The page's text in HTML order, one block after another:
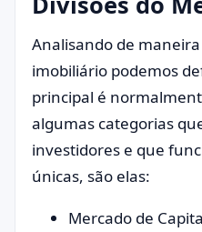
Analisando de
imobiliário podemos
principal é
algumas categorias
investidores e que
únicas, são elas:
Mercado de